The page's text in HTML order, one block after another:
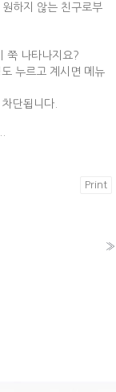
하지 않는 친구로부
쭉 나타나지요?
누르고 계시면 메뉴
단됩니다.
Print
»